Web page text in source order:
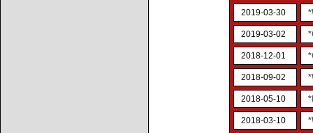
2019-03-30
2019-03-02
2018-12-01
2018-09-02
2018-05-10
2018-03-10